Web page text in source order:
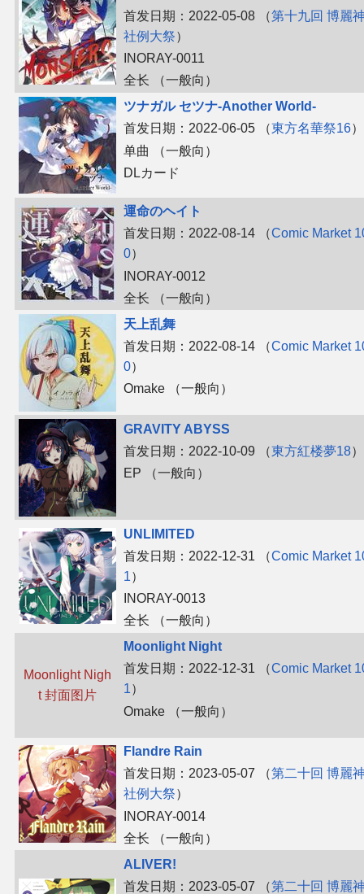
首发日期：2022-05-08 （第十九回 博麗
社例大祭）
INORAY-0011
全长 （一般向）
ツナガル セツナ-Another World-
首发日期：2022-06-05 （東方名華祭16）
单曲 （一般向）
DLカード
運命のヘイト
首发日期：2022-08-14 （Comic Market
0）
INORAY-0012
全长 （一般向）
天上乱舞
首发日期：2022-08-14 （Comic Market
0）
Omake （一般向）
GRAVITY ABYSS
首发日期：2022-10-09 （東方紅楼夢18）
EP （一般向）
UNLIMITED
首发日期：2022-12-31 （Comic Market
1）
INORAY-0013
全长 （一般向）
Moonlight Nigh
t 封面图片
Moonlight Night
首发日期：2022-12-31 （Comic Market
1）
Omake （一般向）
Flandre Rain
首发日期：2023-05-07 （第二十回 博麗
社例大祭）
INORAY-0014
全长 （一般向）
ALIVER!
首发日期：2023-05-07 （第二十回 博麗